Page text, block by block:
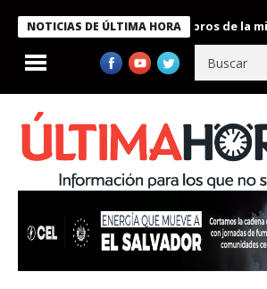
NOTICIAS DE ÚLTIMA HORA
Bukele condecora a miembros de la